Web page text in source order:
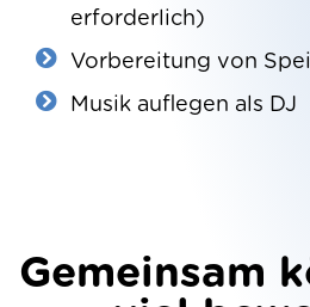
erforderlich)
Vorbereitung von
Musik auflegen als DJ
Gemeinsam